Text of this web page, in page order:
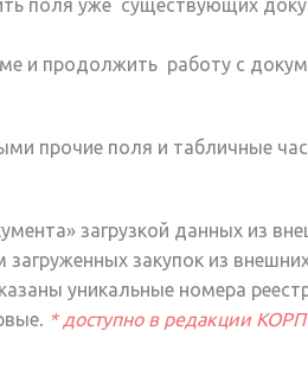
и продолжить работу с
прочие поля и табличные
загрузкой данных из
закупок из
уникальные номера
* доступно в редакции